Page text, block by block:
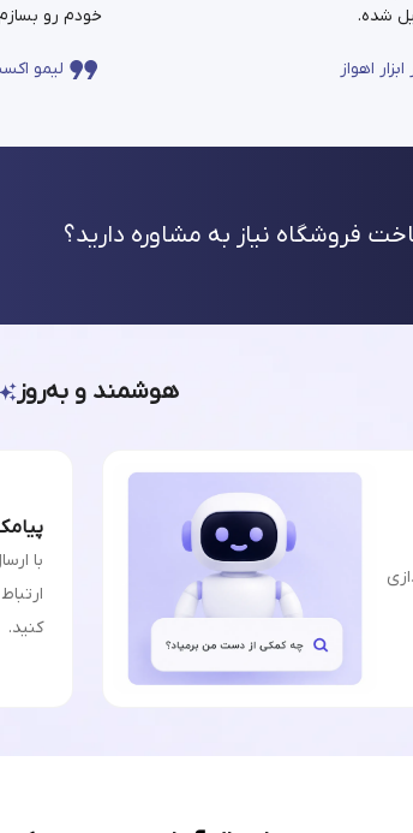
خودم رو
لیمو
شده.
اهواز
فروشگاه نیاز به مشاوره دارید؟
هوشمند و به‌روز
با
کنید.